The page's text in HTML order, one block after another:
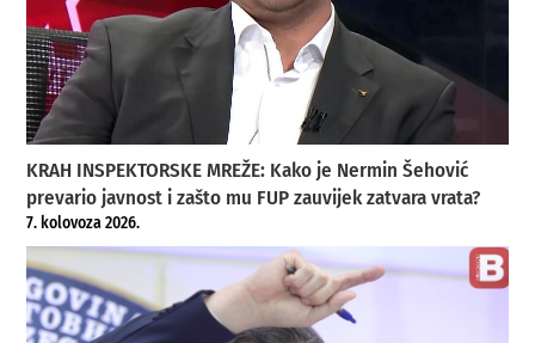
KRAH INSPEKTORSKE MREŽE: Kako je Nermin Šehović
prevario javnost i zašto mu FUP zauvijek zatvara vrata?
7. kolovoza 2026.